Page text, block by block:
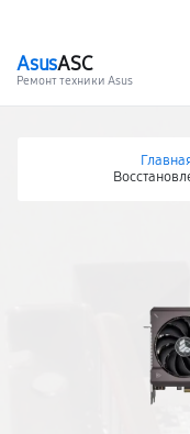
AsusASC
Ремонт техники Asus